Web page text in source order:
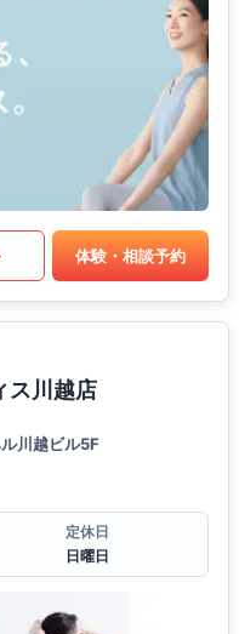
体験・相談予約
ス川越店
川越ビル5F
定休日
日曜日